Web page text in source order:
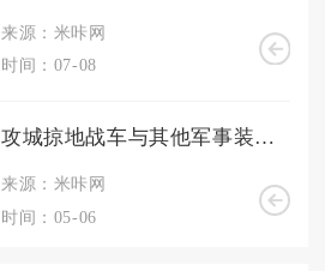
来源：米咔网
时间：07-08
攻城掠地战车与其他军事装备的异同点是什么
来源：米咔网
时间：05-06